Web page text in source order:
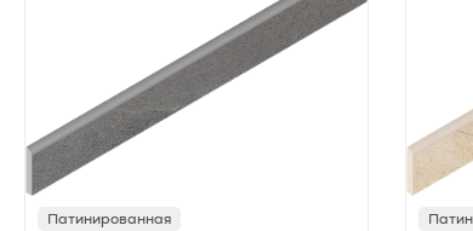
Патинированная